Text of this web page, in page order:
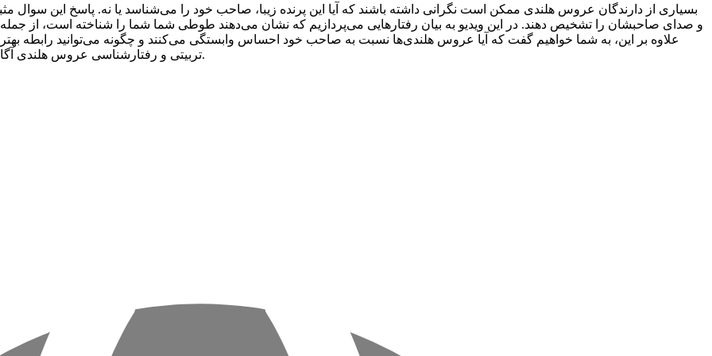
بسیاری از دارندگان عروس هلندی ممکن است نگرانی داشته باشند که آیا این پرنده زیبا، صاحب خود را می‌شناسد یا نه. پاسخ این
و صدای صاحبشان را تشخیص دهند. در این ویدیو به بیان رفتارهایی می‌پردازیم که نشان می‌دهند طوطی شما شما را شناخته است، از
علاوه بر این، به شما خواهیم گفت که آیا عروس هلندی‌ها نسبت به صاحب خود احساس وابستگی می‌کنند و چگونه می‌توانید رابطه بهتری
تربیتی و رفتارشناسی عروس هلندی آگاهی بیشتری کسب کنید و رابطه‌تان را با این موجودات زیبا تقویت کنید.